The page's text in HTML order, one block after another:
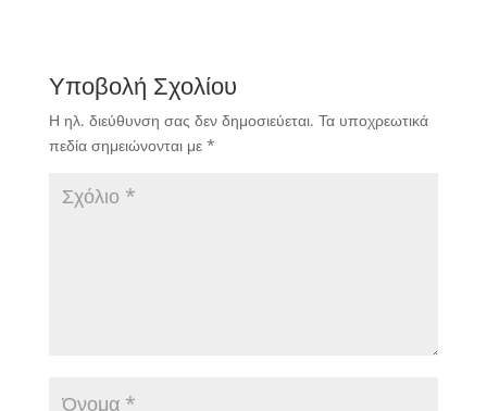
Υποβολή Σχολίου
Η ηλ. διεύθυνση σας δεν δημοσιεύεται. Τα υποχρεωτικά
πεδία σημειώνονται με *